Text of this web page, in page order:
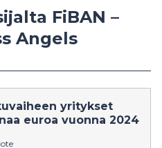
FiBAN –
Angels
yritykset
euroa vuonna 2024